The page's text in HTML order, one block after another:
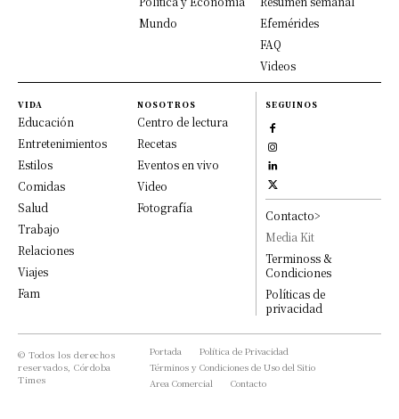
Mundo
Efemérides
FAQ
Videos
VIDA
Educación
Entretenimientos
Estilos
Comidas
Salud
Trabajo
Relaciones
Viajes
Fam
NOSOTROS
Centro de lectura
Recetas
Eventos en vivo
Video
Fotografía
SEGUINOS
Contacto>
Media Kit
Terminoss &
Condiciones
Políticas de
privacidad
© Todos los derechos
reservados, Córdoba
Times
Portada
Política de Privacidad
Términos y Condiciones de Uso del Sitio
Area Comercial
Contacto